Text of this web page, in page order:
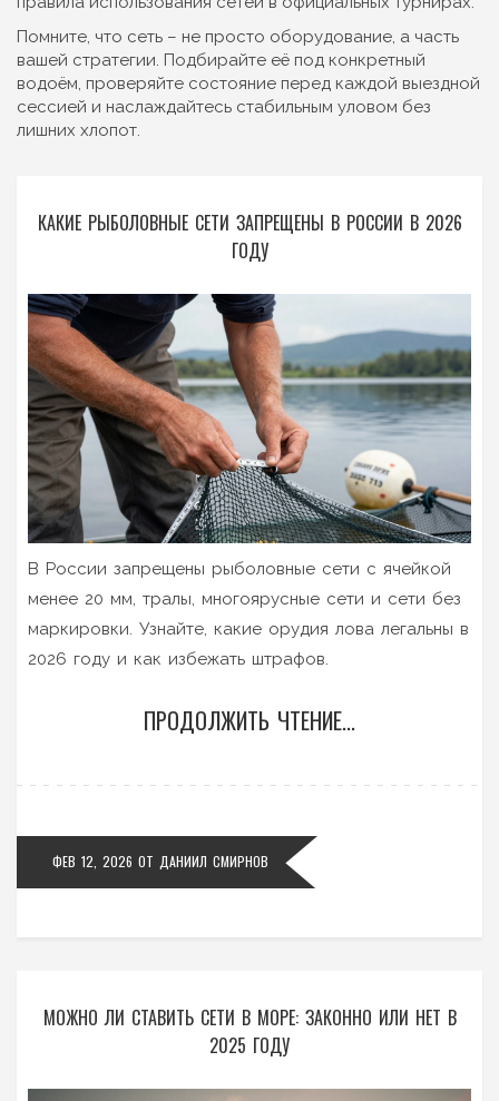
Помните, что сеть – не просто оборудование, а часть
вашей стратегии. Подбирайте её под конкретный
водоём, проверяйте состояние перед каждой выездной
сессией и наслаждайтесь стабильным уловом без
лишних хлопот.
КАКИЕ РЫБОЛОВНЫЕ СЕТИ ЗАПРЕЩЕНЫ В РОССИИ В 2026
ГОДУ
В России запрещены рыболовные сети с ячейкой
менее 20 мм, тралы, многоярусные сети и сети без
маркировки. Узнайте, какие орудия лова легальны в
2026 году и как избежать штрафов.
ПРОДОЛЖИТЬ ЧТЕНИЕ...
ФЕВ 12, 2026 ОТ ДАНИИЛ СМИРНОВ
МОЖНО ЛИ СТАВИТЬ СЕТИ В МОРЕ: ЗАКОННО ИЛИ НЕТ В
2025 ГОДУ